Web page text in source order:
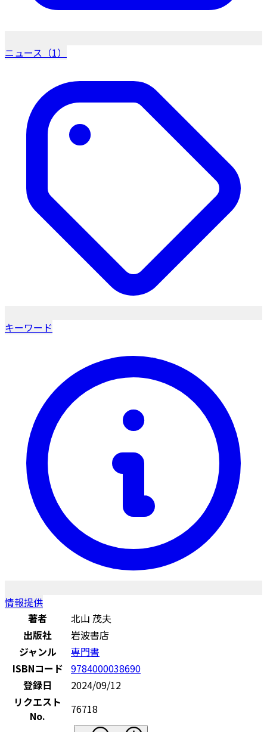
ニュース（1）
キーワード
情報提供
著者
北山 茂夫
出版社
岩波書店
ジャンル
専門書
ISBNコード 9784000038690
登録日
2024/09/12
リクエスト
No.
76718